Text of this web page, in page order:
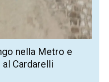
nella Metro e
Cardarelli